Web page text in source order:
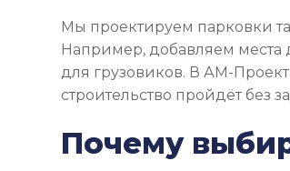
Мы проектируем парковки
Например, добавляем места
для грузовиков. В АМ-
строительство пройдёт без
Почему